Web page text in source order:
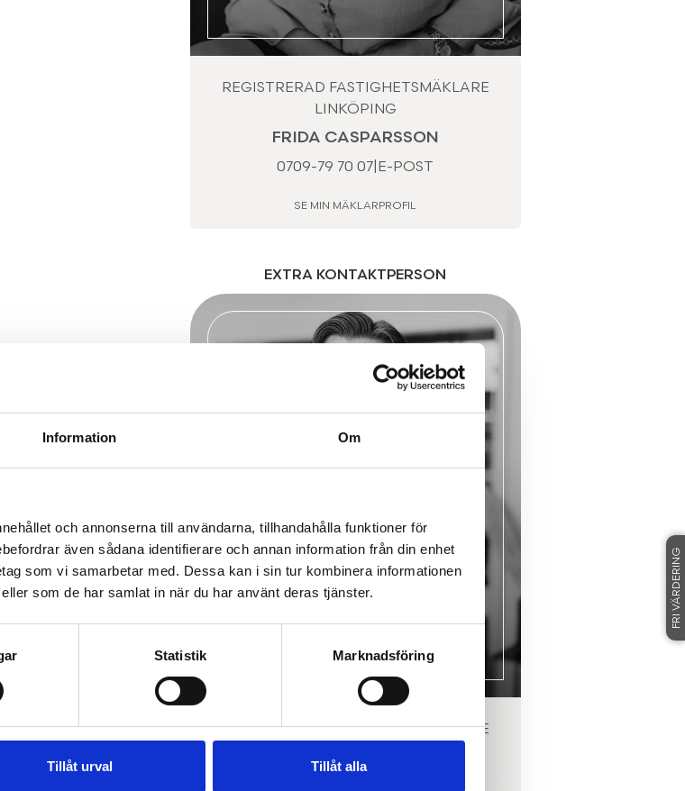
Information Om
och annonserna till användarna, tillhandahålla funktioner för
även sådana identifierare och annan information från din enhet
som vi samarbetar med. Dessa kan i sin tur kombinera informationen
som de har samlat in när du har använt deras tjänster.
Statistik Marknadsföring
Tillåt urval Tillåt alla
REGISTRERAD FASTIGHETSMÄKLARE
LINKÖPING
FRIDA CASPARSSON
0709-79 70 07 E-POST
SE MIN MÄKLARPROFIL
EXTRA KONTAKTPERSON
REGISTRERAD FASTIGHETSMÄKLARE
FRI VÄRDERING